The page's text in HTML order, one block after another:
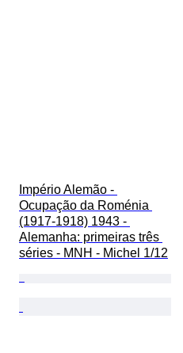
Império Alemão -
Ocupação da Roménia
(1917-1918) 1943 -
Alemanha: primeiras três
séries - MNH - Michel 1/12